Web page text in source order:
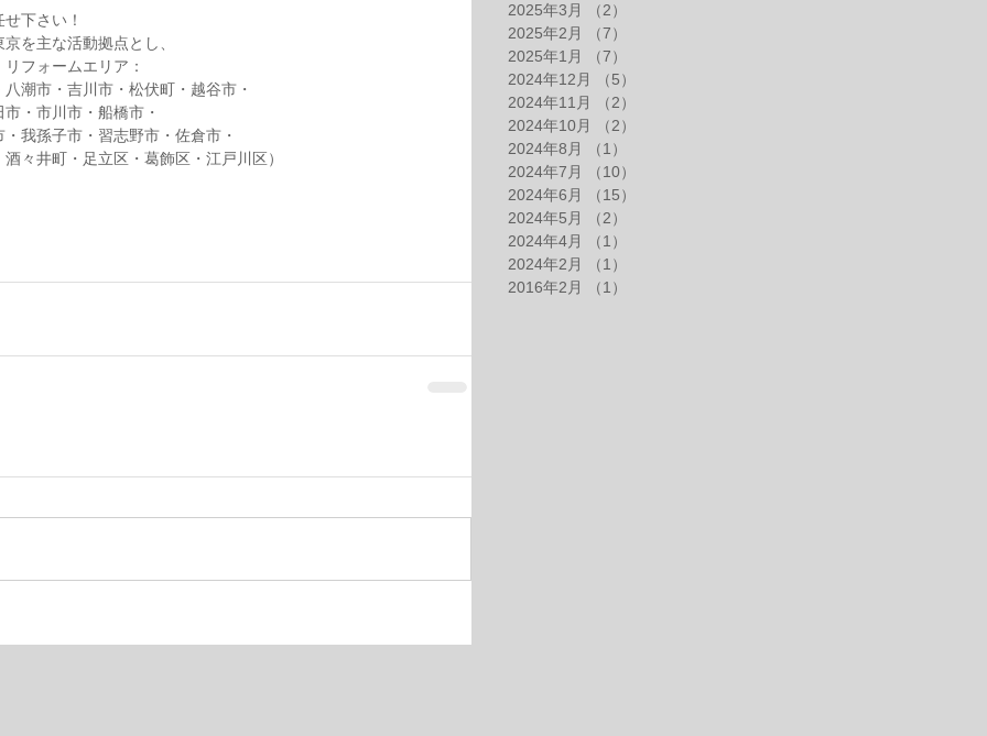
下さい！
を主な活動拠点とし、
フォームエリア：
潮市・吉川市・松伏町・越谷市・
・市川市・船橋市・
我孫子市・習志野市・佐倉市・
々井町・足立区・葛飾区・江戸川区）
2025年3月
（2）
2025年2月
（7）
2025年1月
（7）
2024年12月
（5）
2024年11月
（2）
2024年10月
（2）
2024年8月
（1）
2024年7月
（10）
2024年6月
（15）
2024年5月
（2）
2024年4月
（1）
2024年2月
（1）
2016年2月
（1）